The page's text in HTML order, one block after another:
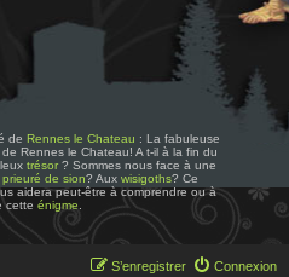
de Rennes le Chateau : La fabuleuse
Rennes le Chateau! A t-il à la fin du
trésor? Sommes nous face à une
prieuré de sion? Aux wisigoths? Ce
aidera peut-être à comprendre ou à
cetteénigme
Connexion
S’enregistrer